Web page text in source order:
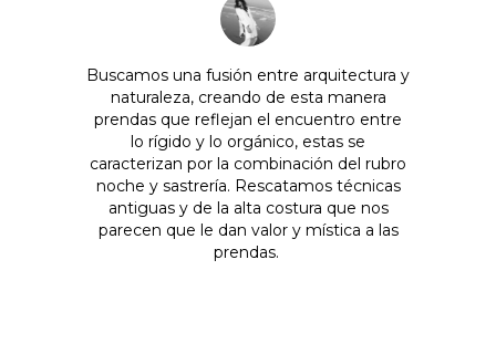
Buscamos una fusión entre arquitectura y
naturaleza, creando de esta manera
prendas que reflejan el encuentro entre
lo rígido y lo orgánico, estas se
caracterizan por la combinación del rubro
noche y sastrería. Rescatamos técnicas
antiguas y de la alta costura que nos
parecen que le dan valor y mística a las
prendas. ​